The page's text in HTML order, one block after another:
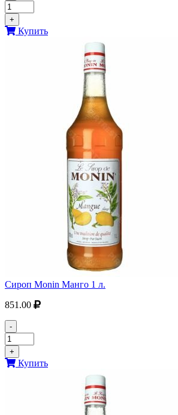
+
Купить
Сироп Monin Манго 1 л.
851.00
-
+
Купить